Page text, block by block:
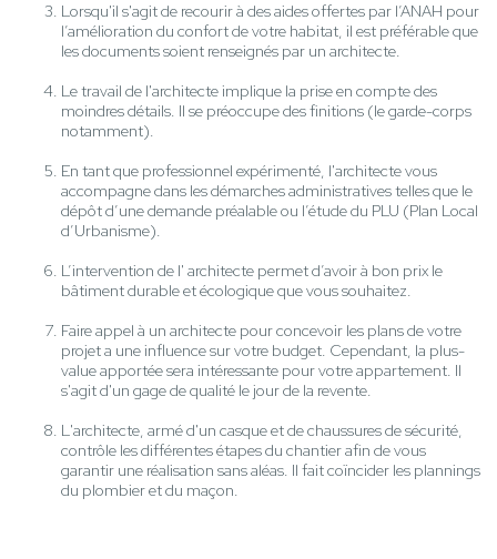
Lorsqu'il s'agit de recourir à des aides offertes par l’ANAH pour
l’amélioration du confort de votre habitat, il est préférable que
les documents soient renseignés par un architecte.
Le travail de l'architecte implique la prise en compte des
moindres détails. Il se préoccupe des finitions (le garde-corps
notamment).
En tant que professionnel expérimenté, l'architecte vous
accompagne dans les démarches administratives telles que le
dépôt d’une demande préalable ou l’étude du PLU (Plan Local
d’Urbanisme).
L’intervention de l' architecte permet d’avoir à bon prix le
bâtiment durable et écologique que vous souhaitez.
Faire appel à un architecte pour concevoir les plans de votre
projet a une influence sur votre budget. Cependant, la plus-
value apportée sera intéressante pour votre appartement. Il
s'agit d'un gage de qualité le jour de la revente.
L'architecte, armé d'un casque et de chaussures de sécurité,
contrôle les différentes étapes du chantier afin de vous
garantir une réalisation sans aléas. Il fait coïncider les plannings
du plombier et du maçon.